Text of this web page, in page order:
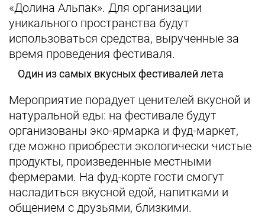
«Долина Альпак». Для организации
уникального пространства будут
использоваться средства, вырученные за
время проведения фестиваля.
Один из самых вкусных фестивалей лета
Мероприятие порадует ценителей вкусной и
натуральной еды: на фестивале будут
организованы эко-ярмарка и фуд-маркет,
где можно приобрести экологически чистые
продукты, произведенные местными
фермерами. На фуд-корте гости смогут
насладиться вкусной едой, напитками и
общением с друзьями, близкими.